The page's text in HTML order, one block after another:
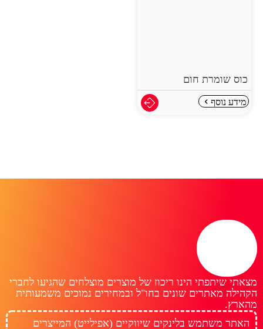
כוס שומרת חום
מידע נוסף
מצאתי שיתפתי הינו ריכוז של מוצרים מוצלחים שהגיעו לחברי
הקהילה מאתרים שונים בחו"ל ובמחירים נמוכים משמעותית
מהארץ.
האתר משתמש בלינקים שיווקיים (אפילייט) המייצרים